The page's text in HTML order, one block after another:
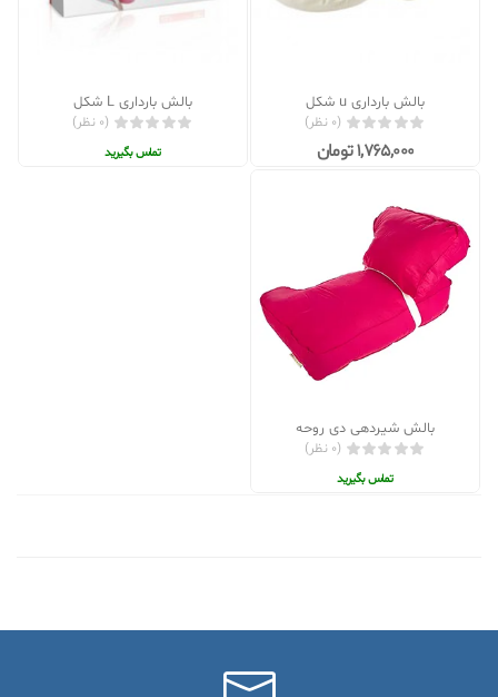
بالش بارداری u شکل
(0 نظر)
1,765,000 تومان
بالش بارداری L شکل
(0 نظر)
تماس بگیرید
بالش شیردهی دی روحه
(0 نظر)
تماس بگیرید